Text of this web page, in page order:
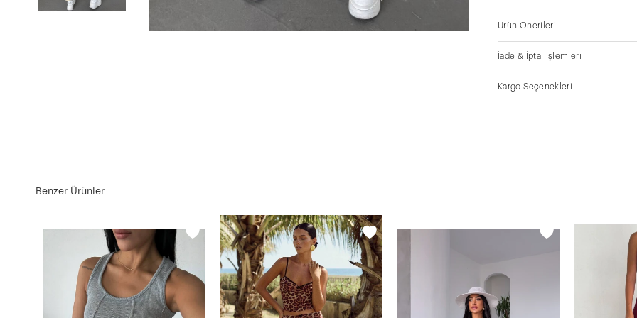
Ürün Önerileri
İade & İptal İşlemleri
Kargo Seçenekleri
Benzer Ürünler